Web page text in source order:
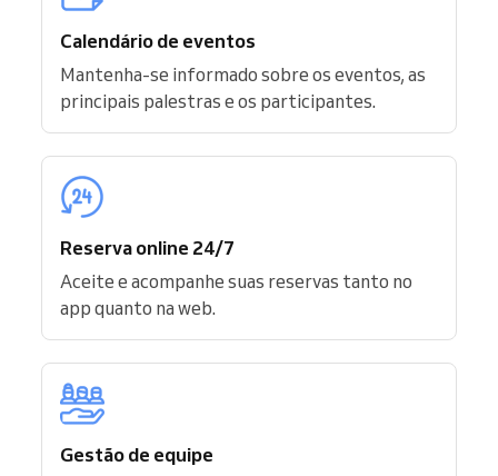
Calendário de eventos
Mantenha-se informado sobre os eventos, as
principais palestras e os participantes.
Reserva online 24/7
Aceite e acompanhe suas reservas tanto no
app quanto na web.
Gestão de equipe